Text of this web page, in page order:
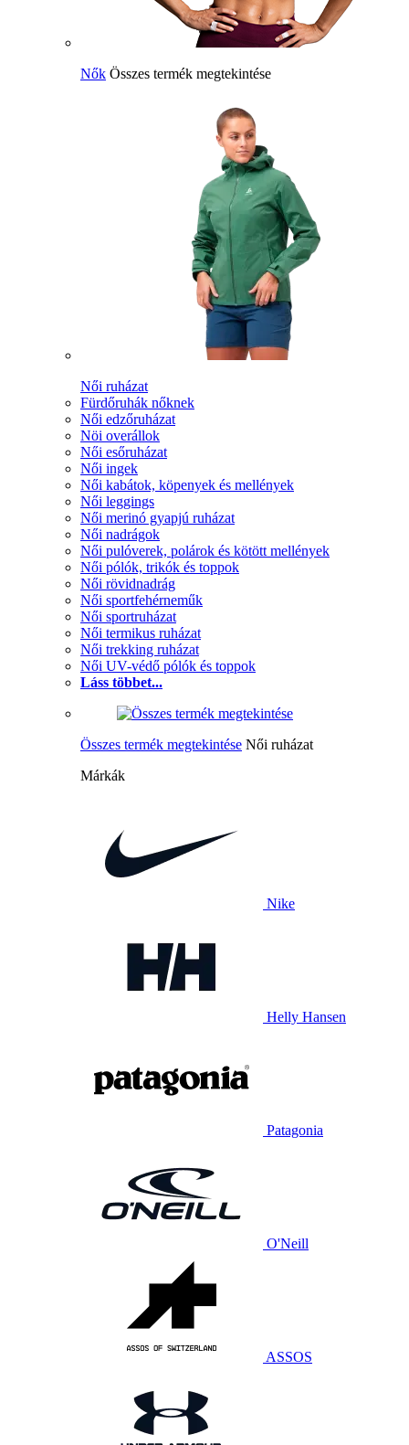
Nők Összes termék megtekintése
Női ruházat
Fürdőruhák nőknek
Női edzőruházat
Nöi overállok
Női esőruházat
Női ingek
Női kabátok, köpenyek és mellények
Női leggings
Női merinó gyapjú ruházat
Női nadrágok
Női pulóverek, polárok és kötött mellények
Női pólók, trikók és toppok
Női rövidnadrág
Női sportfehérneműk
Női sportruházat
Női termikus ruházat
Női trekking ruházat
Női UV-védő pólók és toppok
Láss többet...
Összes termék megtekintése Női ruházat
Márkák
Nike
Helly Hansen
Patagonia
O'Neill
ASSOS